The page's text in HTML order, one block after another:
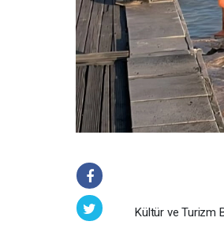
Kültür ve Turizm